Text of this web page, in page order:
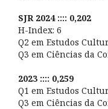
SJR 2024 :::: 0,202
H-Index: 6
Q2 em Estudos
Q3 em Ciências da
2023 :::: 0,259
Q1 em Estudos
Q3 em Ciências da